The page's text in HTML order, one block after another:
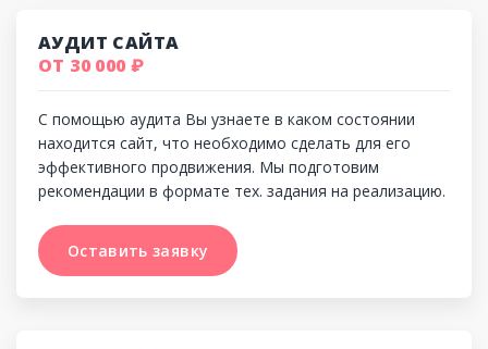
АУДИТ САЙТА
ОТ 30 000 ₽
C помощью аудита Вы узнаете в каком состоянии
находится сайт, что необходимо сделать для его
эффективного продвижения. Мы подготовим
рекомендации в формате тех. задания на реализацию.
Оставить заявку
Оставить заявку